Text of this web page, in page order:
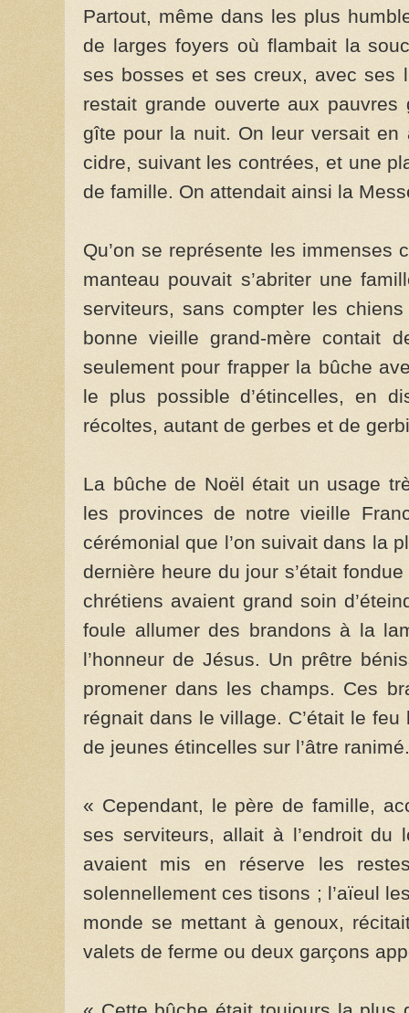
Partout, même dans les plus
de larges foyers où flambait la
ses bosses et ses creux, avec ses
restait grande ouverte aux
gîte pour la nuit. On leur versait
cidre, suivant les contrées, et une
de famille. On attendait ainsi la
Qu’on se représente les immenses
manteau pouvait s’abriter une
serviteurs, sans compter les
bonne vieille grand-mère contait
seulement pour frapper la bûche
le plus possible d’étincelles, en
récoltes, autant de gerbes et de
La bûche de Noël était un usage
les provinces de notre vieille
cérémonial que l’on suivait dans la
dernière heure du jour s’était
chrétiens avaient grand soin
foule allumer des brandons à la
l’honneur de Jésus. Un prêtre
promener dans les champs. Ces
régnait dans le village. C’était le
de jeunes étincelles sur l’âtre ranimé.
« Cependant, le père de famille,
ses serviteurs, allait à l’endroit du
avaient mis en réserve les
solennellement ces tisons ; l’aïeul
monde se mettant à genoux,
valets de ferme ou deux garçons